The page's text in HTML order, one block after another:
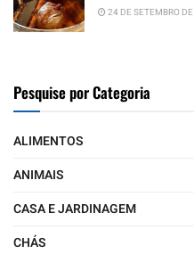
24 DE SETEMBRO
Pesquise por Categoria
ALIMENTOS
ANIMAIS
CASA E JARDINAGEM
CHÁS